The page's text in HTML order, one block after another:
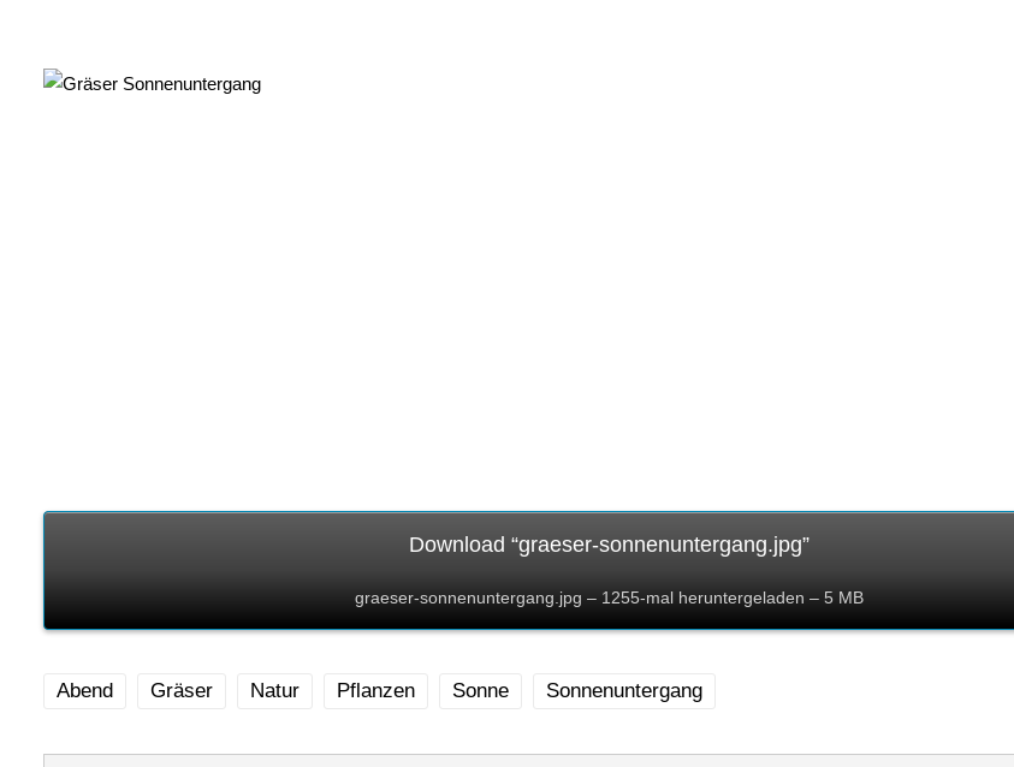
Download “graeser-sonnenuntergang.jpg”
graeser-sonnenuntergang.jpg – 1255-mal heruntergeladen – 5 MB
Abend Gräser Natur Pflanzen Sonne Sonnenuntergang